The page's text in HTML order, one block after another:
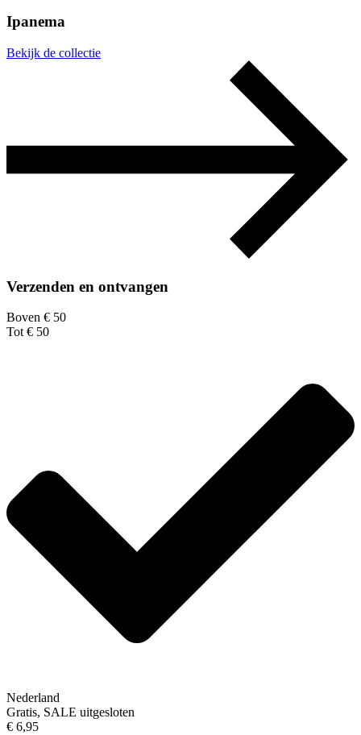
Ipanema
Bekijk de collectie
Verzenden en ontvangen
Boven € 50
Tot € 50
Nederland
Gratis, SALE uitgesloten
€ 6,95